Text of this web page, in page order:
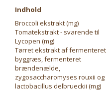
Indhold
Broccoli ekstrakt (mg)
Tomatekstrakt - svarende til
Lycopen (mg)
Tørret ekstrakt af fermenteret
byggræs, fermenteret
brændenælde,
zygosaccharomyses rouxii og
lactobacillus delbrueckii (mg)